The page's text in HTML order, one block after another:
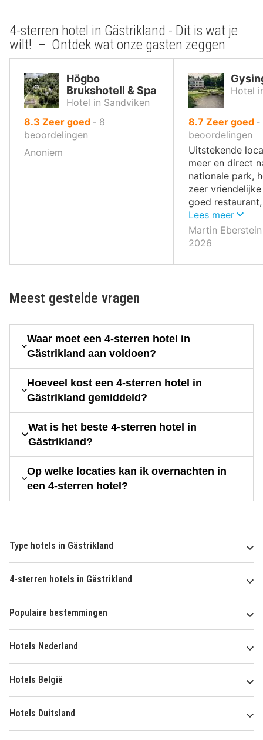
4-sterren hotel in Gästrikland - Dit is wat je
wilt! – Ontdek wat onze gasten zeggen
Högbo
Brukshotell & Spa
Hotel in Sandviken
8.3 uit
10
Zeer goed ‐ 8
beoordelingen
Anoniem
Hotel
8.7 uit
10
,
Zeer goed ‐
beoordelingen
Uitstekende
meer en direct
nationale park,
zeer
goed
aanrader!
Lees meer
Martin
2026
Meest gestelde vragen
Waar moet een 4-sterren hotel in
Gästrikland aan voldoen?
Hoeveel kost een 4-sterren hotel in
Gästrikland gemiddeld?
Wat is het beste 4-sterren hotel in
Gästrikland?
Op welke locaties kan ik overnachten in
een 4-sterren hotel?
Type hotels in Gästrikland
4-sterren hotels in Gästrikland
Populaire bestemmingen
Hotels Nederland
Hotels België
Hotels Duitsland